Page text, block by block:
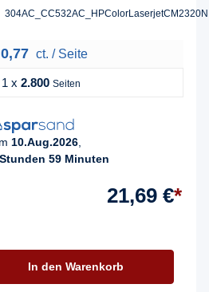
0,77 ct. / Seite
1 x 2.800 Seiten
10.Aug.2026
59 Minuten
21,69 €*
In den Warenkorb